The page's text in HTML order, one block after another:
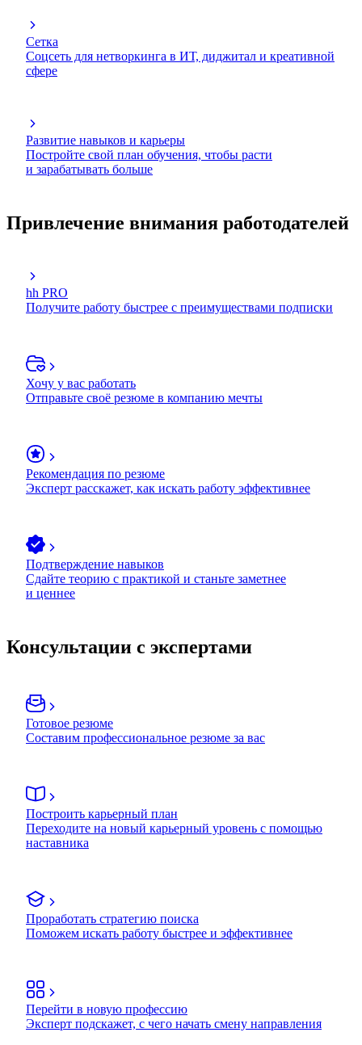
Сетка
Соцсеть для нетворкинга в ИТ, диджитал и креативной
сфере
Развитие навыков и карьеры
Постройте свой план обучения, чтобы расти
и зарабатывать больше
Привлечение внимания работодателей
hh PRO
Получите работу быстрее с преимуществами подписки
Хочу у вас работать
Отправьте своё резюме в компанию мечты
Рекомендация по резюме
Эксперт расскажет, как искать работу эффективнее
Подтверждение навыков
Сдайте теорию с практикой и станьте заметнее
и ценнее
Консультации с экспертами
Готовое резюме
Составим профессиональное резюме за вас
Построить карьерный план
Переходите на новый карьерный уровень с помощью
наставника
Проработать стратегию поиска
Поможем искать работу быстрее и эффективнее
Перейти в новую профессию
Эксперт подскажет, с чего начать смену направления